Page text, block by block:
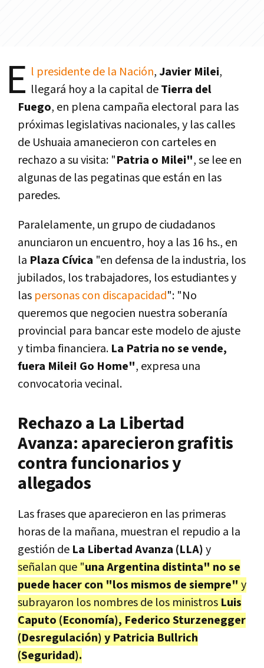
E l presidente de la Nación,Javier Milei,
llegará hoy a la capital deTierra del
Fuego, en plena campaña electoral para las
próximas legislativas nacionales, y las calles
de Ushuaia amanecieron con carteles en
rechazo a su visita: "Patria o Milei", se lee en
algunas de las pegatinas que están en las
paredes.
Paralelamente, un grupo de ciudadanos
anunciaron un encuentro, hoy a las 16 hs., en
la Plaza Cívica "en defensa de la industria, los
jubilados, los trabajadores, los estudiantes y
las personas con discapacidad": "No
queremos que negocien nuestra soberanía
provincial para bancar este modelo de ajuste
y timba financiera. La Patria no se vende,
fuera Milei! Go Home", expresa una
convocatoria vecinal.
Rechazo a La Libertad
Avanza: aparecieron grafitis
contra funcionarios y
allegados
Las frases que aparecieron en las primeras
horas de la mañana, muestran el repudio a la
gestión de La Libertad Avanza (LLA)y
señalan que "una Argentina distinta" no se
puede hacer con "los mismos de siempre" y
subrayaron los nombres de los ministros Luis
Caputo (Economía), Federico Sturzenegger
(Desregulación) y Patricia Bullrich
(Seguridad).